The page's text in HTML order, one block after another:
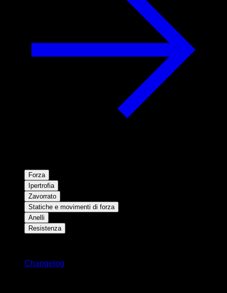
Forza
Ipertrofia
Zavorrato
Statiche e movimenti di forza
Anelli
Resistenza
Changelog